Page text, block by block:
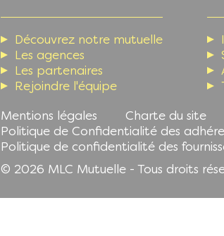
Découvrez notre mutuelle
Les agences
Les partenaires
Rejoindre l'équipe
Mentions légales Charte du site
Politique de Confidentialité des
Politique de confidentialité des
© 2026 MLC Mutuelle - Tous droits